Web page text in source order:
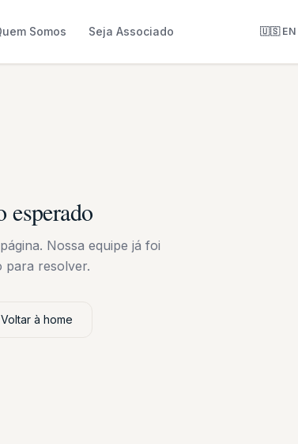
Somos Seja Associado 🇺🇸 EN
esperado
Nossa equipe já foi
para resolver.
à home